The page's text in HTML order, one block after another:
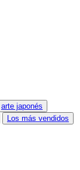
arte japonés
Los más vendidos